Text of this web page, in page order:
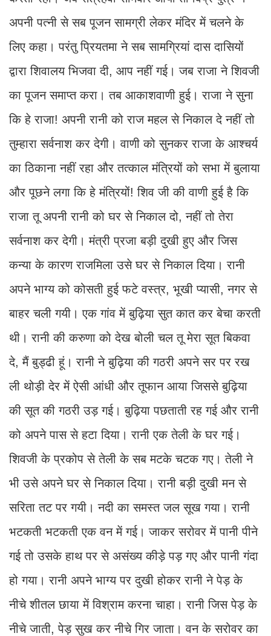
अपनी पत्नी से सब पूजन सामग्री लेकर मंदिर में चलने के
लिए कहा। परंतु प्रियतमा ने सब सामग्रियां दास दासियों
द्वारा शिवालय भिजवा दी, आप नहीं गई। जब राजा ने शिवजी
का पूजन समाप्त करा। तब आकाशवाणी हुई। राजा ने सुना
कि हे राजा! अपनी रानी को राज महल से निकाल दे नहीं तो
तुम्हारा सर्वनाश कर देगी। वाणी को सुनकर राजा के आश्चर्य
का ठिकाना नहीं रहा और तत्काल मंत्रियों को सभा में बुलाया
और पूछने लगा कि हे मंत्रियों! शिव जी की वाणी हुई है कि
राजा तू अपनी रानी को घर से निकाल दो, नहीं तो तेरा
सर्वनाश कर देगी। मंत्री प्रजा बड़ी दुखी हुए और जिस
कन्या के कारण राजमिला उसे घर से निकाल दिया। रानी
अपने भाग्य को कोसती हुई फटे वस्त्र, भूखी प्यासी, नगर से
बाहर चली गयी। एक गांव में बुढ़िया सुत कात कर बेचा करती
थी। रानी की करुणा को देख बोली चल तू मेरा सूत बिकवा
दे, मैं बुड्ढी हूं। रानी ने बुढ़िया की गठरी अपने सर पर रख
ली थोड़ी देर में ऐसी आंधी और तूफान आया जिससे बुढ़िया
की सूत की गठरी उड़ गई। बुढ़िया पछताती रह गई और रानी
को अपने पास से हटा दिया। रानी एक तेली के घर गई।
शिवजी के प्रकोप से तेली के सब मटके चटक गए। तेली ने
भी उसे अपने घर से निकाल दिया। रानी बड़ी दुखी मन से
सरिता तट पर गयी। नदी का समस्त जल सूख गया। रानी
भटकती भटकती एक वन में गई। जाकर सरोवर में पानी पीने
गई तो उसके हाथ पर से असंख्य कीड़े पड़ गए और पानी गंदा
हो गया। रानी अपने भाग्य पर दुखी होकर रानी ने पेड़ के
नीचे शीतल छाया में विश्राम करना चाहा। रानी जिस पेड़ के
नीचे जाती, पेड़ सुख कर नीचे गिर जाता। वन के सरोवर का